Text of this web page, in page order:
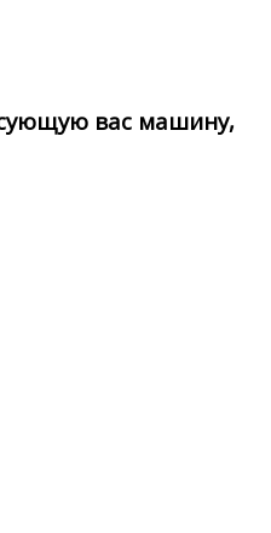
вас машину,